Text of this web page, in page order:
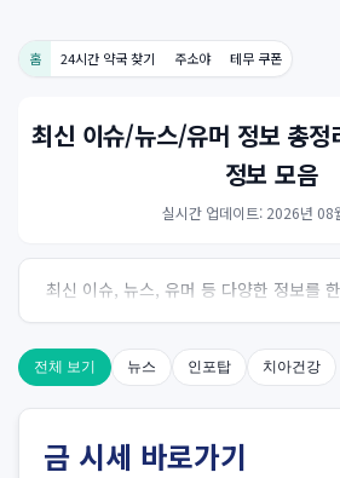
홈 24시간 약국 찾기 주소야 테무 쿠폰
최신 이슈/뉴스/유머 정보 총정
정보 모음
실시간 업데이트: 2026년 08
최신 이슈, 뉴스, 유머 등 다양한 정보를
사이트입니다. 오늘의 핫이슈를 한
전체 보기 뉴스 인포탑 치아건강
금 시세 바로가기